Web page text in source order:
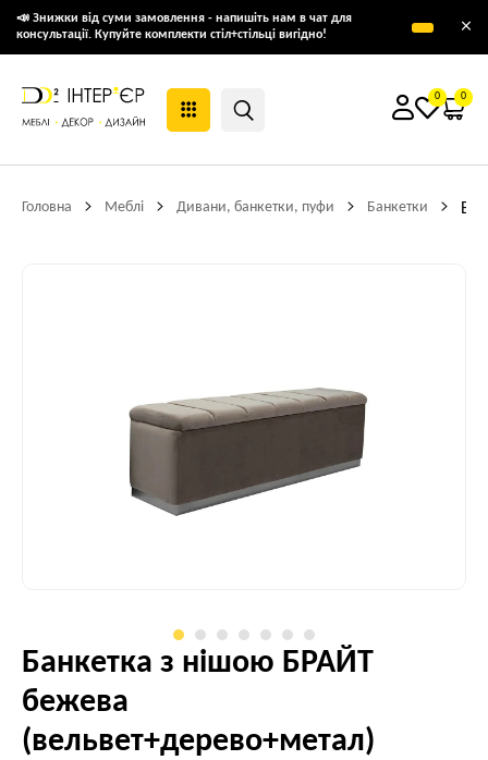
📣 Знижки від суми замовлення - напишіть нам в чат для
консультації. Купуйте комплекти стіл+стільці вигідно!
×
0 0
Головна Меблі Дивани, банкетки, пуфи Банкетки
Банкетка з нішою БРАЙТ
бежева
(вельвет+дерево+метал)